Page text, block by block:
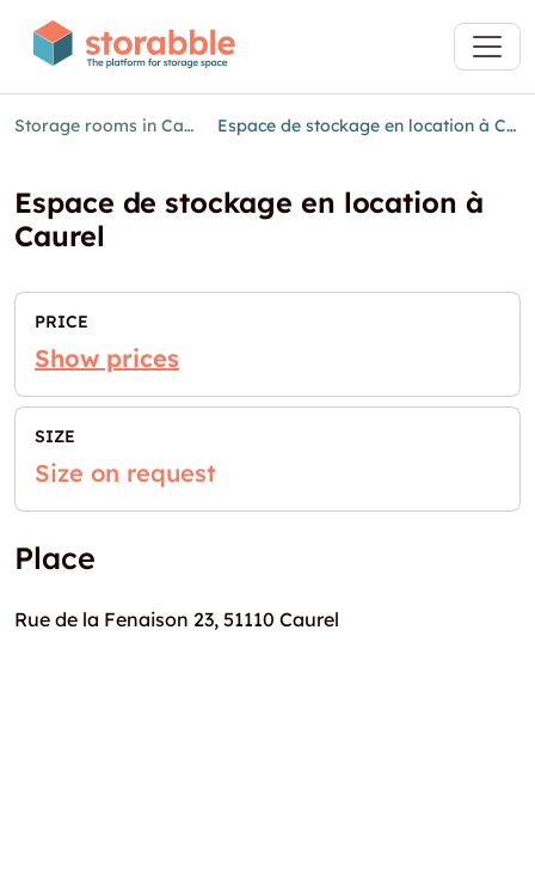
Storage rooms in Caurel Espace de stockage en location à Caurel
Espace de stockage en location à
Caurel
PRICE
Show prices
SIZE
Size on request
Place
Rue de la Fenaison 23, 51110 Caurel